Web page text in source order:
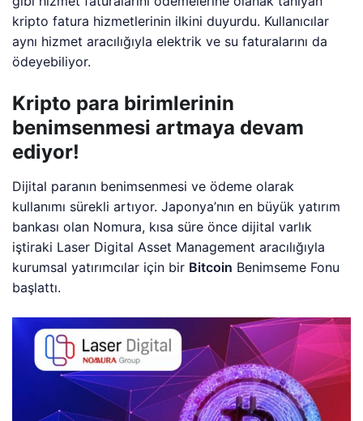
kripto fatura hizmetlerinin ilkini duyurdu. Kullanıcılar
aynı hizmet aracılığıyla elektrik ve su faturalarını da
ödeyebiliyor.
Kripto para birimlerinin
benimsenmesi artmaya devam
ediyor!
Dijital paranın benimsenmesi ve ödeme olarak
kullanımı sürekli artıyor. Japonya’nın en büyük yatırım
bankası olan Nomura, kısa süre önce dijital varlık
iştiraki Laser Digital Asset Management aracılığıyla
kurumsal yatırımcılar için bir Bitcoin Benimseme Fonu
başlattı.